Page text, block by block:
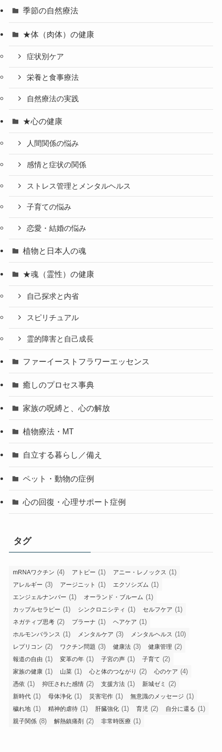
季節の自然療法
★体（肉体）の健康
症状別ケア
栄養と食事療法
自然療法の実践
★心の健康
人間関係の悩み
感情と症状の関係
ストレス管理とメンタルヘルス
子育ての悩み
恋愛・結婚の悩み
植物と日本人の魂
★魂（霊性）の健康
自己探求と内省
スピリチュアル
霊的障害と自己成長
ファーイーストフラワーエッセンス
癒しのプロセス事典
家族の呪縛と、心の解放
植物療法・MT
自立する暮らし／備え
ペット・動物の症例
心の回復・心理サポート症例
タグ
mRNAワクチン (4) アトピー (1) アニー・レノックス (1)
アレルギー (3) アージニット (1) エクソシズム (1)
エンジェルナンバー (1) オーランド・ブルーム (1)
カップルセラピー (1) シンクロニシティ (1) セルフケア (1)
ネガティブ思考 (2) プラーナ (1) ヘアケア (1)
ホルモンバランス (1) メンタルケア (3) メンタルヘルス (10)
レプリコン (2) ワクチン問題 (3) 健康法 (3) 健康管理 (2)
報道の自由 (1) 変革の年 (1) 子宮の声 (1) 子育て (2)
家族の健康 (1) 山菜 (1) 心と体のつながり (2) 心のケア (4)
憑依 (1) 抑圧された感情 (2) 支援方法 (1) 新城ゼミ (2)
新時代 (1) 母体浄化 (1) 災害宅作 (1) 無意識のメッセージ (1)
穢れ地 (1) 精神的虐待 (1) 肝臓強化 (1) 育児 (2) 自分に還る (1)
親子関係 (8) 解熱鎮痛剤 (2) 非常時医療 (1)